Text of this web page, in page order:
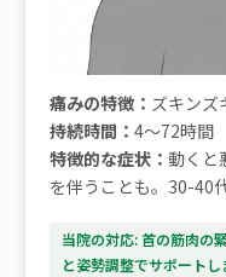
痛みの特徴： ズキンズ
持続時間： 4〜72時間
特徴的な症状： 動くと
を伴うことも。30-40
当院の対応: 首の筋肉の
と姿勢調整でサポート